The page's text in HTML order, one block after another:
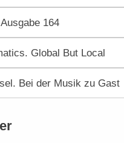
164
Global But Local
Bei der Musik zu Gast